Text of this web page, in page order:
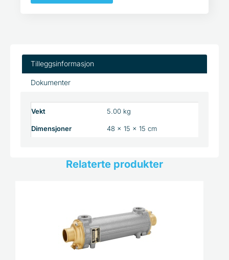
3/4"BSP
antall
Tilleggsinformasjon
Dokumenter
Vekt 5.00 kg
Dimensjoner 48 × 15 × 15 cm
Relaterte produkter